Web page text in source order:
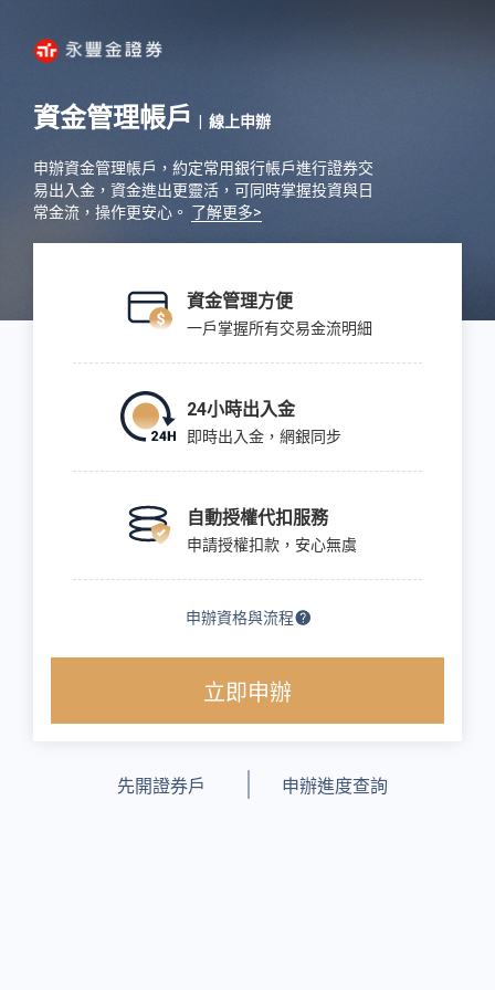
資金管理帳戶 | 線上申辦
申辦資金管理帳戶，約定常用銀行帳戶進行證券交
易出入金，資金進出更靈活，可同時掌握投資與日
常金流，操作更安心。 了解更多>
資金管理方便
一戶掌握所有交易金流明細
24小時出入金
即時出入金，網銀同步
自動授權代扣服務
申請授權扣款，安心無虞
申辦資格與流程
立即申辦
先開證券戶 申辦進度查詢